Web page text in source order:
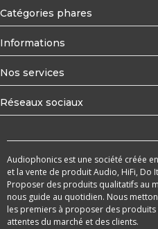
Catégories phares
Informations
Nos services
Réseaux sociaux
Audiophonics est une société créée
et la vente de produit Audio, HiFi, Do
Proposer des produits qualitatifs au
nous guide au quotidien. Nous
les premiers à proposer des
attentes du marché et des clients.